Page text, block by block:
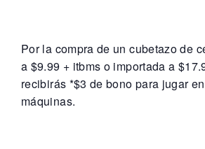
Por la compra de un cubetazo de
a $9.99 + itbms o importada a
recibirás *$3 de bono para jugar
máquinas.